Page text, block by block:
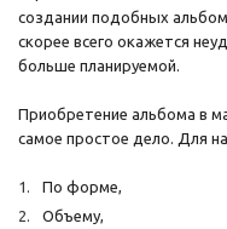
создании подобных
скорее всего окажется
больше планируемой.
Приобретение альбома в
самое простое дело. Для
По форме,
Объему,